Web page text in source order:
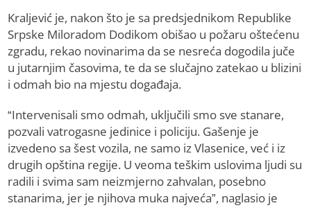
Kraljević je, nakon što je sa predsjednikom Republike
Srpske Miloradom Dodikom obišao u požaru oštećenu
zgradu, rekao novinarima da se nesreća dogodila juče
u jutarnjim časovima, te da se slučajno zatekao u blizini
i odmah bio na mjestu događaja.
“Intervenisali smo odmah, uključili smo sve stanare,
pozvali vatrogasne jedinice i policiju. Gašenje je
izvedeno sa šest vozila, ne samo iz Vlasenice, već i iz
drugih opština regije. U veoma teškim uslovima ljudi su
radili i svima sam neizmjerno zahvalan, posebno
stanarima, jer je njihova muka najveća”, naglasio je